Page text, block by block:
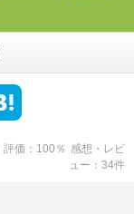
評価 100 ％ 感想・レビ
ュー
34件